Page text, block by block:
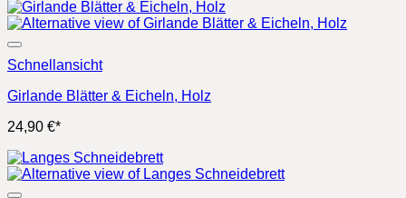
Schnellansicht
Girlande Blätter & Eicheln, Holz
24,90 €*